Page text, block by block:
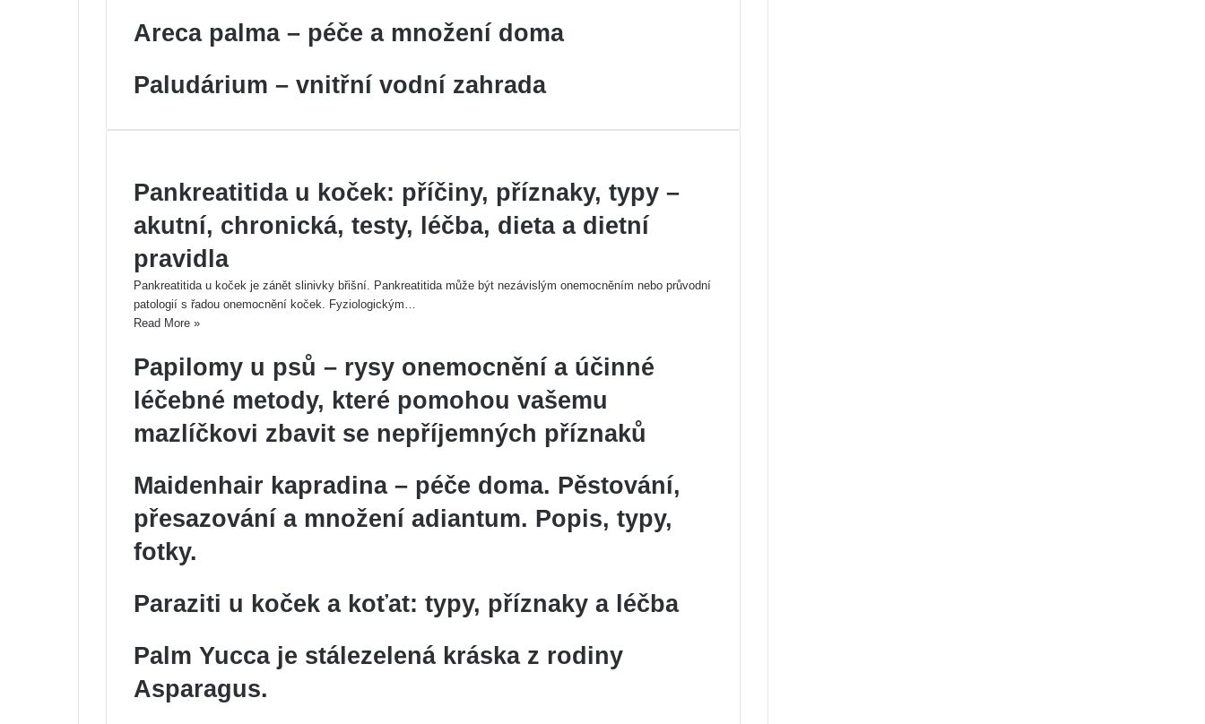
Areca palma – péče a množení doma
Paludárium – vnitřní vodní zahrada
Pankreatitida u koček: příčiny, příznaky, typy –
akutní, chronická, testy, léčba, dieta a dietní
pravidla
Pankreatitida u koček je zánět slinivky břišní. Pankreatitida může být nezávislým onemocněním nebo průvodní
patologií s řadou onemocnění koček. Fyziologickým…
Read More »
Papilomy u psů – rysy onemocnění a účinné
léčebné metody, které pomohou vašemu
mazlíčkovi zbavit se nepříjemných příznaků
Maidenhair kapradina – péče doma. Pěstování,
přesazování a množení adiantum. Popis, typy,
fotky.
Paraziti u koček a koťat: typy, příznaky a léčba
Palm Yucca je stálezelená kráska z rodiny
Asparagus.